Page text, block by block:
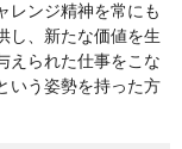
レンジ精神を常にも
し、新たな価値を⽣
えられた仕事をこな
いう姿勢を持った⽅